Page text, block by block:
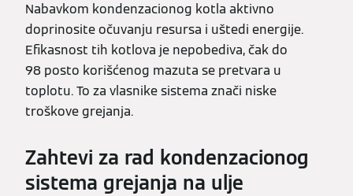
Nabavkom kondenzacionog kotla aktivno
doprinosite očuvanju resursa i uštedi energije.
Efikasnost tih kotlova je nepobediva, čak do
98 posto korišćenog mazuta se pretvara u
toplotu. To za vlasnike sistema znači niske
troškove grejanja.
Zahtevi za rad kondenzacionog
sistema grejanja na ulje